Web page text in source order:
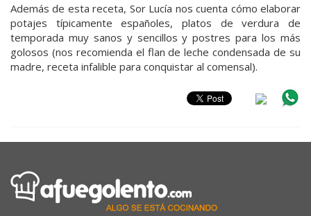
Además de esta receta, Sor Lucía nos cuenta cómo elaborar
potajes típicamente españoles, platos de verdura de
temporada muy sanos y sencillos y postres para los más
golosos (nos recomienda el flan de leche condensada de su
madre, receta infalible para conquistar al comensal).